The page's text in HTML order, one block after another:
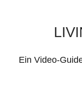
Ein Video-